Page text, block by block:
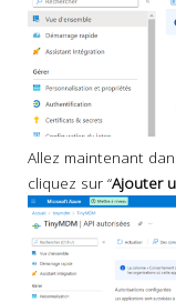
Allez maintenant
cliquez sur “Ajouter